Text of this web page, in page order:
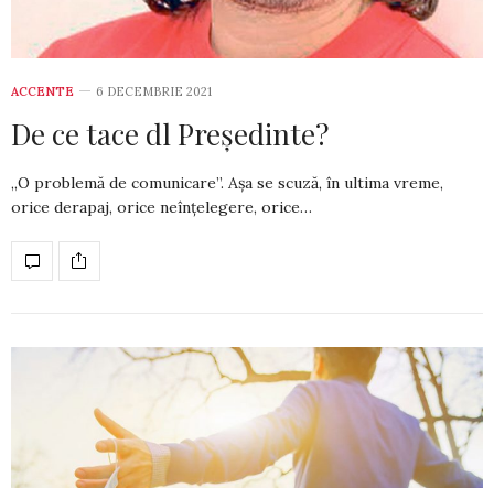
ACCENTE 6 DECEMBRIE 2021
De ce tace dl Președinte?
„O problemă de comunicare”. Așa se scu­ză, în ultima vreme,
orice derapaj, orice neîn­țelegere, orice…